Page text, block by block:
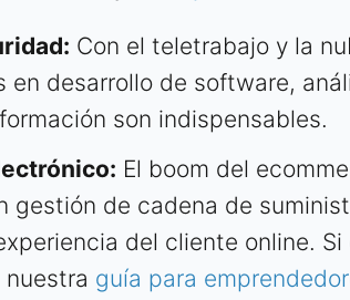
Con el teletrabajo y la
en desarrollo de software,
son indispensables.
El boom del
gestión de cadena de
del cliente online. Si
guía para